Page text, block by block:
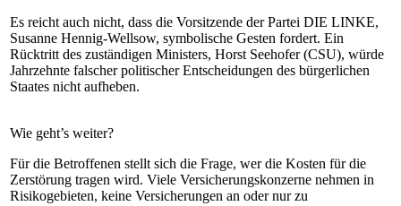
Es reicht auch nicht, dass die Vorsitzende der Partei DIE LINKE,
Susanne Hennig-Wellsow, symbolische Gesten fordert. Ein
Rücktritt des zuständigen Ministers, Horst Seehofer (CSU), würde
Jahrzehnte falscher politischer Entscheidungen des bürgerlichen
Staates nicht aufheben.
Wie geht’s weiter?
Für die Betroffenen stellt sich die Frage, wer die Kosten für die
Zerstörung tragen wird. Viele Versicherungskonzerne nehmen in
Risikogebieten, keine Versicherungen an oder nur zu